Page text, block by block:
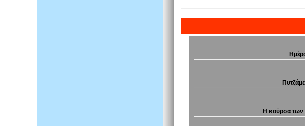
Η κούρσα των